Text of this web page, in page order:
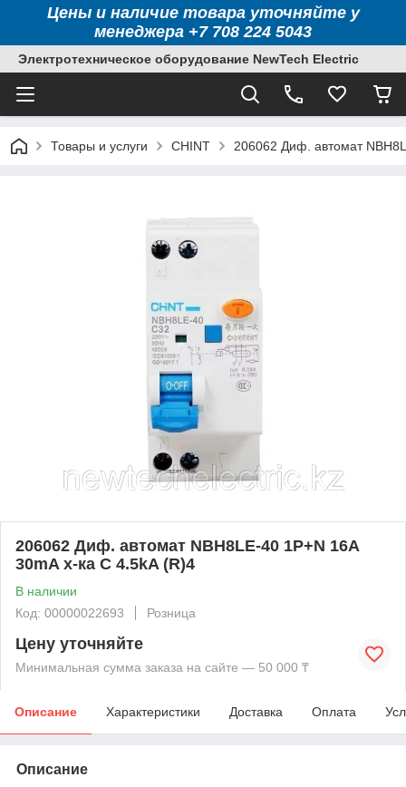
Цены и наличие товара уточняйте у
менеджера +7 708 224 5043
Электротехническое оборудование NewTech Electric
Товары и услуги CHINT 206062 Диф. автомат
206062 Диф. автомат NBH8LE-40 1P+N 16A
30mA х-ка С 4.5kA (R)4
В наличии
Код: 00000022693
Розница
Цену уточняйте
Минимальная сумма заказа на сайте — 50 000 ₸
Описание Характеристики Доставка Оплата
Описание